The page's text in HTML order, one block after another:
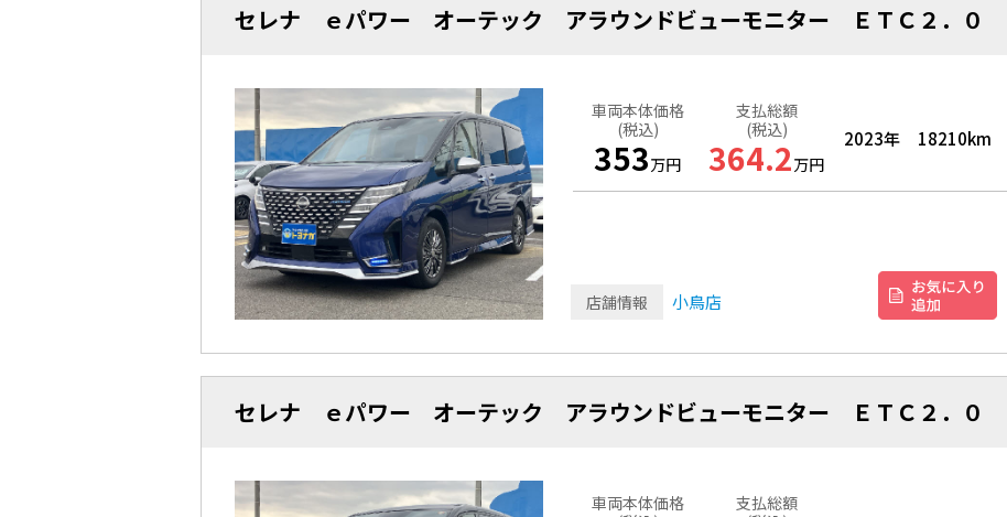
セレナ ｅパワー オーテック アラウンドビューモニター ＥＴＣ２．０
車両本体価格
(税込)
353万円
支払総額
(税込)
364.2万円
2023年 18210km
店舗情報 小鳥店
セレナ ｅパワー オーテック アラウンドビューモニター ＥＴＣ２．０
車両本体価格
支払総額